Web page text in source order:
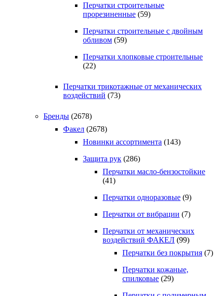
Перчатки строительные
прорезиненные (59)
Перчатки строительные с двойным
обливом (59)
Перчатки хлопковые строительные
(22)
Перчатки трикотажные от механических
воздействий (73)
Бренды (2678)
Факел (2678)
Новинки ассортимента (143)
Защита рук (286)
Перчатки масло-бензостойкие
(41)
Перчатки одноразовые (9)
Перчатки от вибрации (7)
Перчатки от механических
воздействий ФАКЕЛ (99)
Перчатки без покрытия (7)
Перчатки кожаные,
спилковые (29)